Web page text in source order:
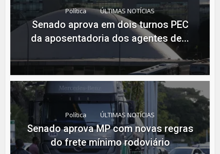
Política ÚLTIMAS NOTÍCIAS
Senado aprova em dois turnos PEC
da aposentadoria dos agentes de...
Política ÚLTIMAS NOTÍCIAS
Senado aprova MP com novas regras
do frete mínimo rodoviário